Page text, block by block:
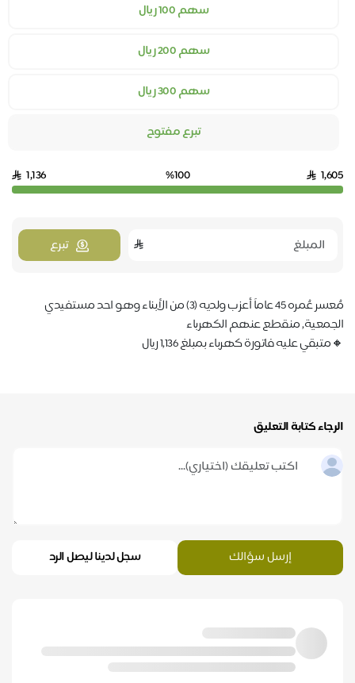
سهم 100 ريال
سهم 200 ريال
سهم 300 ريال
تبرع مفتوح
1,605
%100
1,136
تبرع
مُعسر عُمره 45 عاماً أعزب ولديه (3) من الأبناء وهو احد مستفيدي
الجمعية, منقطع عنهم الكهرباء
🔸متبقي عليه فاتورة كهرباء بمبلغ 1,136 ريال
الرجاء كتابة التعليق
إرسل سؤالك سجل لدينا ليصل الرد